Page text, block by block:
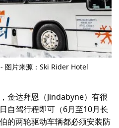
图片来源：Ski Rider Hotel
金达拜恩（Jindabyne）有很
自驾行程即可（6月至10月长
的两轮驱动车辆都必须安装防